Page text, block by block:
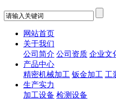
网站首页
关于我们
公司简介 公司资质 企业文
产品中心
精密机械加工 钣金加工 工
生产实力
加工设备 检测设备